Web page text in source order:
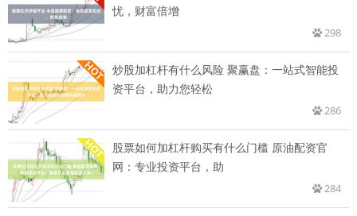
忧，财富倍增
298
炒股加杠杆有什么风险 聚赢盘：一站式智能投
资平台，助力您轻松
286
股票如何加杠杆购买有什么门槛 原油配资官
网：专业投资平台，助
284